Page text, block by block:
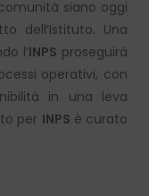
siano oggi
dell’Istituto. Una
l’INPS proseguirà
operativi, con
in una leva
per INPS è curato